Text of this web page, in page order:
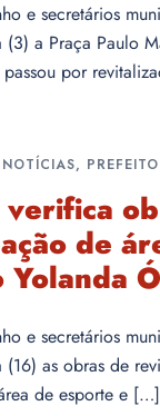
e secretários
(3) a Praça Paulo
por
NOTÍCIAS,
de
e secretários
(16) as obras de
de esporte e […]